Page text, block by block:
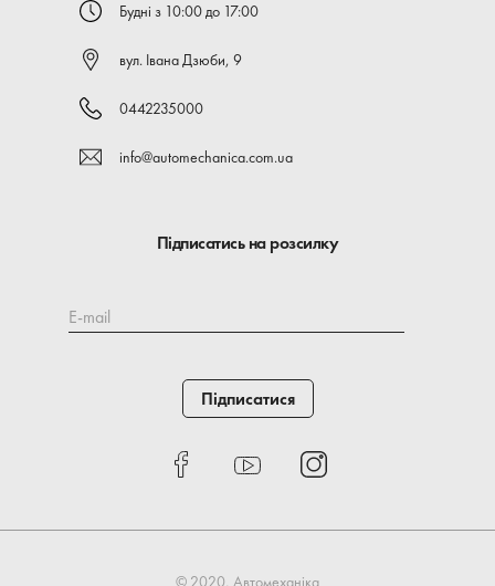
Будні з 10:00 до 17:00
вул. Івана Дзюби, 9
0442235000
info@automechanica.com.ua
Підписатись на розсилку
E-mail
Підписатися
© 2020, Автомеханіка